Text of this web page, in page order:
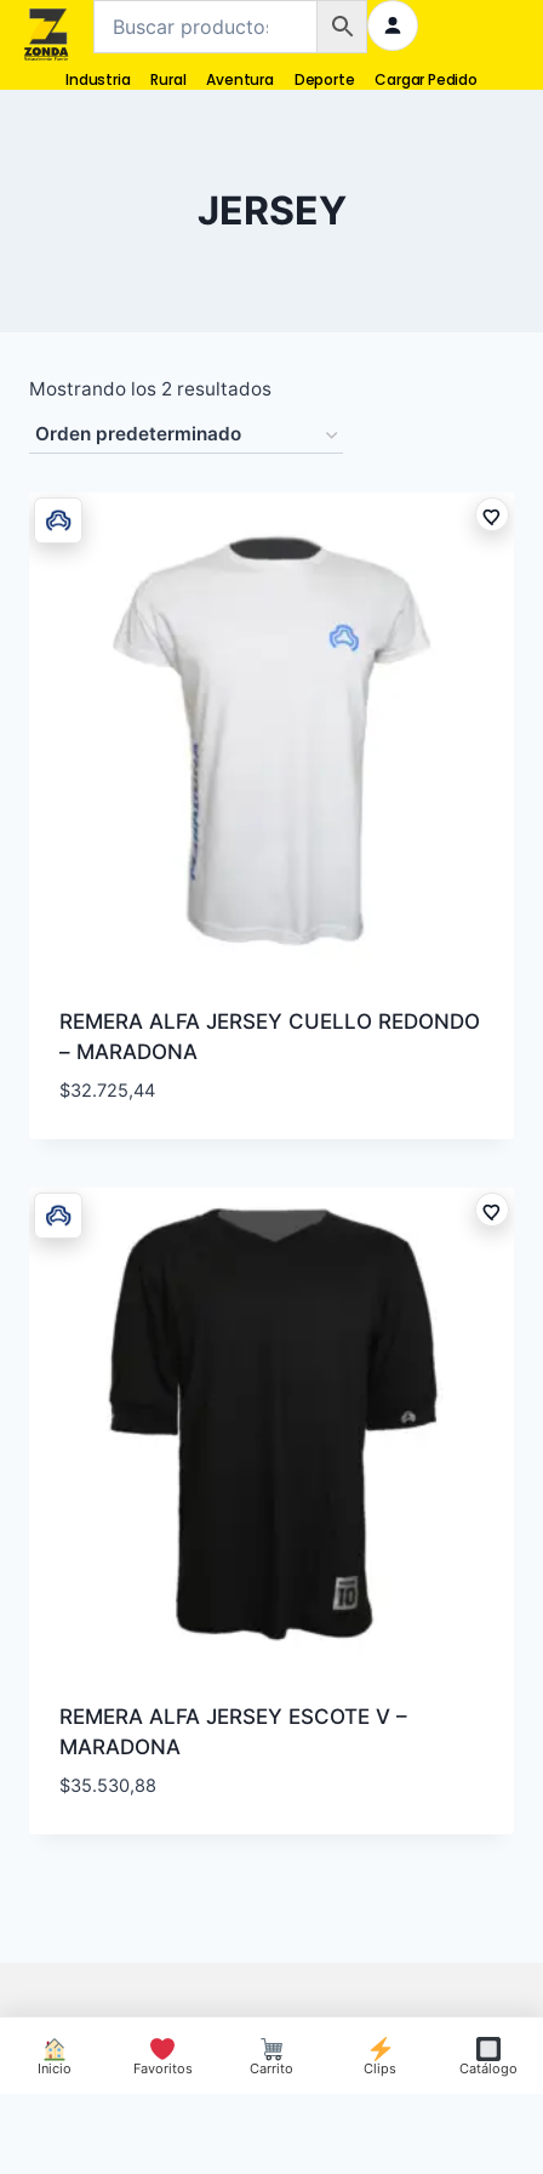
Industria Rural Aventura Deporte Cargar Pedido
JERSEY
Mostrando los 2 resultados
REMERA ALFA JERSEY CUELLO REDONDO
– MARADONA
$32.725,44
REMERA ALFA JERSEY ESCOTE V –
MARADONA
$35.530,88
Inicio Favoritos Carrito Clips Catálogo